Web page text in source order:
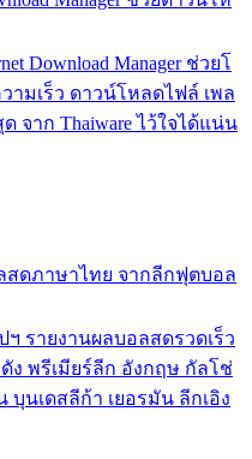
Download Manager ช่วยโ
ามเร็ว ดาวน์โหลดไฟล์ เพล
จาก Thaiware ไว้ใจได้แน่น
สดภาษาไทย จากลีกฟุตบอล
ฯ รายงานผลบอลสดรวดเร็ว
พรีเมียร์ลีก อังกฤษ กัลโช่
บุนเดสลีก้า เยอรมัน ลีกเอิง